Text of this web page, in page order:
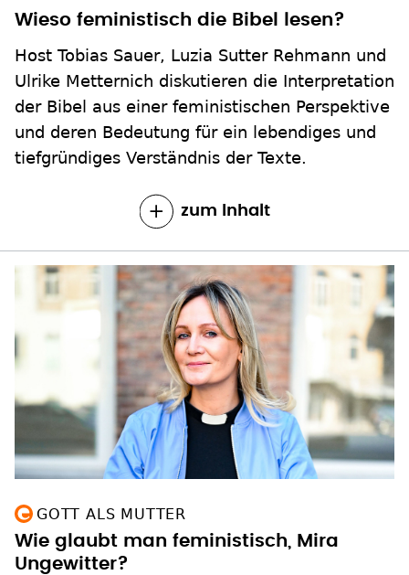
Wieso feministisch die Bibel lesen?
Host Tobias Sauer, Luzia Sutter Rehmann und
Ulrike Metternich diskutieren die Interpretation
der Bibel aus einer feministischen Perspektive
und deren Bedeutung für ein lebendiges und
tiefgründiges Verständnis der Texte.
zum Inhalt
GOTT ALS MUTTER
Wie glaubt man feministisch, Mira
Ungewitter?